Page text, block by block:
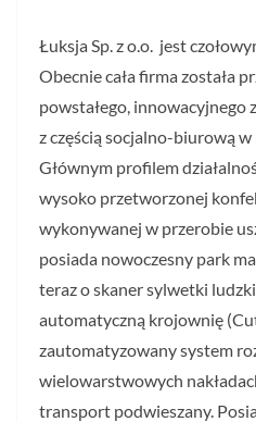
Łuksja Sp. z o.o. jest
Obecnie cała firma została
powstałego, innowacyjnego
z częścią socjalno-biurową
Głównym profilem
wysoko przetworzonej
wykonywanej w przerobie
posiada nowoczesny park
teraz o skaner sylwetki
automatyczną krojownię
zautomatyzowany system
wielowarstwowych
transport podwieszany.